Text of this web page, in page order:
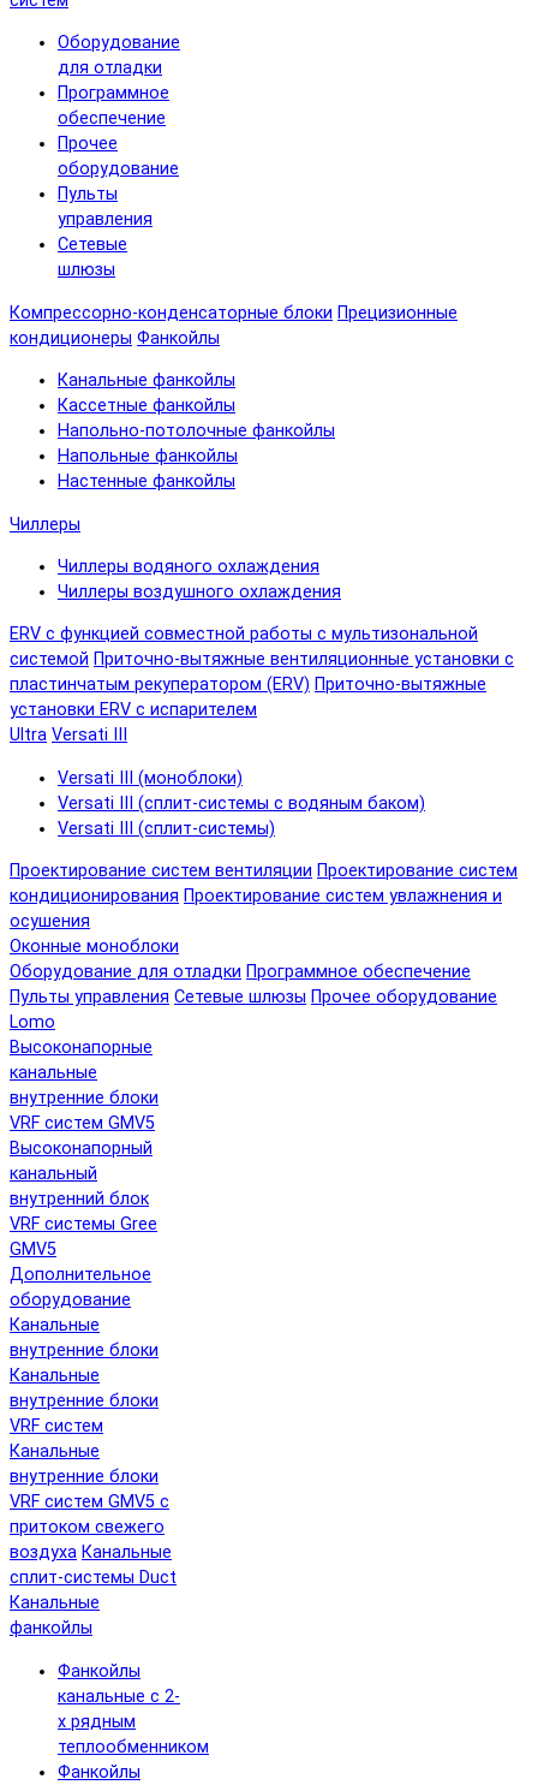
Оборудование
для отладки
Программное
обеспечение
Прочее
оборудование
Пульты
управления
Сетевые
шлюзы
Компрессорно-конденсаторные блоки Прецизионные
кондиционеры Фанкойлы
Канальные фанкойлы
Кассетные фанкойлы
Напольно-потолочные фанкойлы
Напольные фанкойлы
Настенные фанкойлы
Чиллеры
Чиллеры водяного охлаждения
Чиллеры воздушного охлаждения
ERV с функцией совместной работы с мультизональной
системой Приточно-вытяжные вентиляционные установки с
пластинчатым рекуператором (ERV) Приточно-вытяжные
установки ERV с испарителем
Ultra Versati III
Versati III (моноблоки)
Versati III (сплит-системы с водяным баком)
Versati III (сплит-системы)
Проектирование систем вентиляции Проектирование систем
кондиционирования Проектирование систем увлажнения и
осушения
Оконные моноблоки
Оборудование для отладки Программное обеспечение
Пульты управления Сетевые шлюзы Прочее оборудование
Lomo
Высоконапорные
канальные
внутренние блоки
VRF систем GMV5
Высоконапорный
канальный
внутренний блок
VRF системы Gree
GMV5
Дополнительное
оборудование
Канальные
внутренние блоки
Канальные
внутренние блоки
VRF систем
Канальные
внутренние блоки
VRF систем GMV5 с
притоком свежего
воздуха Канальные
сплит-системы Duct
Канальные
фанкойлы
Фанкойлы
канальные с 2-
х рядным
теплообменником
Фанкойлы